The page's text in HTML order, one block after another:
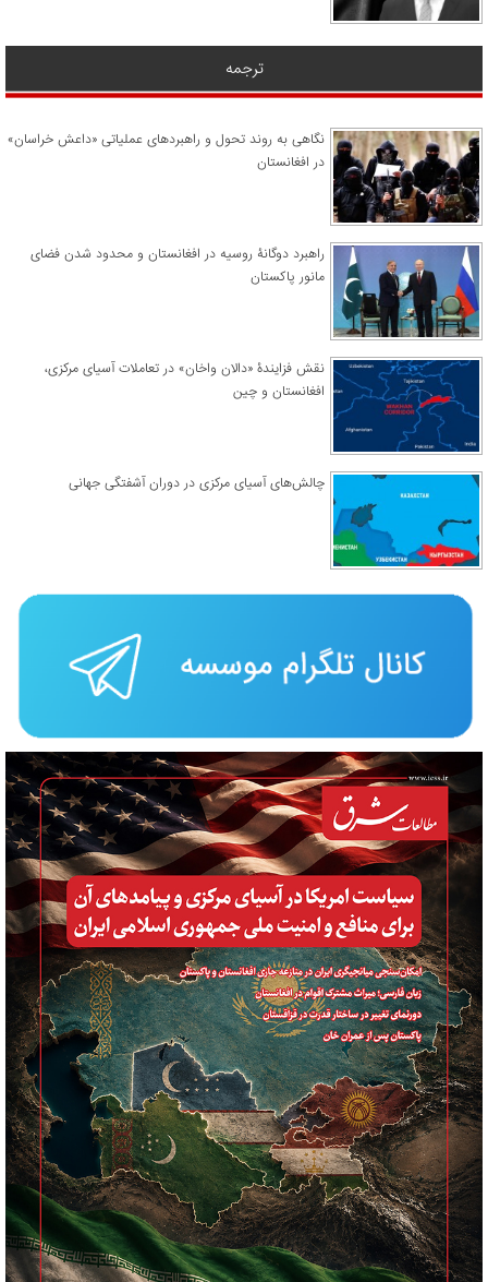
ترجمه
نگاهی به روند تحول و راهبردهای عملیاتی «داعش خراسان»
در افغانستان
راهبرد دوگانۀ روسیه در افغانستان و محدود شدن فضای
مانور پاکستان
نقش فزایندۀ «دالان واخان» در تعاملات آسیای مرکزی،
افغانستان و چین
چالش‌های آسیای مرکزی در دوران آشفتگی جهانی